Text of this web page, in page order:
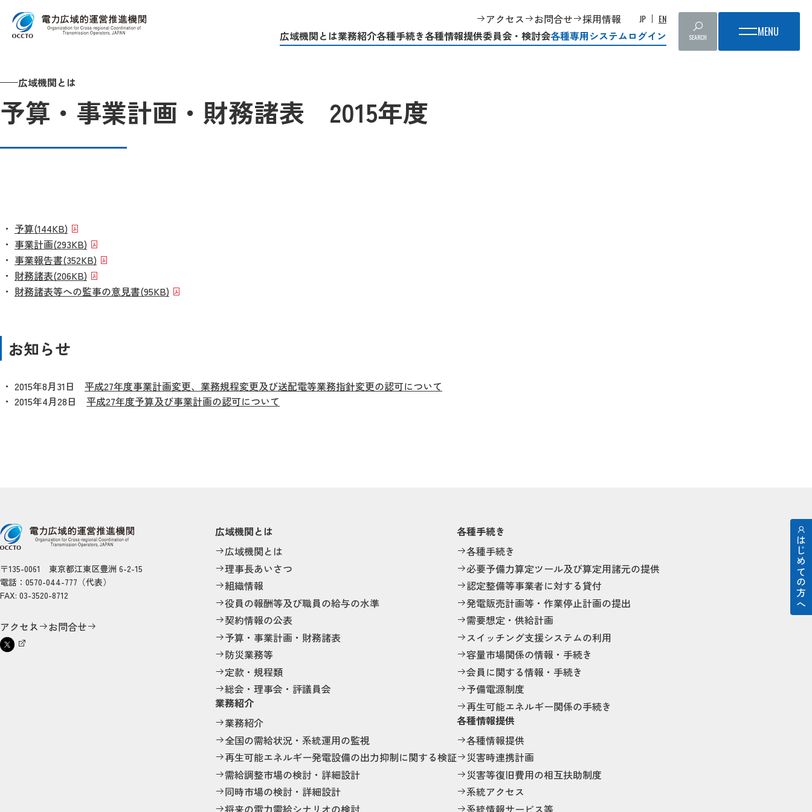
アクセス お問合せ 採用情報 JP EN
広域機関とは業務紹介各種手続き各種情報提供委員会・検討会各種専用システムログイン SEARCH
Top
広域機関とは
予算・事業計画・財務諸表 2015年度
予算(144KB)
事業計画(293KB)
事業報告書(352KB)
財務諸表(206KB)
財務諸表等への監事の意見書(95KB)
お知らせ
2015年8月31日 平成27年度事業計画変更、業務規程変更及び送配電等業務指針変更の認可について
2015年4月28日 平成27年度予算及び事業計画の認可について
はじめての方へ
〒135-0061 東京都江東区豊洲 6-2-15
電話：0570-044-777（代表）
FAX: 03-3520-8712
アクセス お問合せ
広域機関とは
広域機関とは
理事長あいさつ
組織情報
役員の報酬等及び職員の給与の水準
契約情報の公表
予算・事業計画・財務諸表
防災業務等
定款・規程類
総会・理事会・評議員会
業務紹介
業務紹介
全国の需給状況・系統運用の監視
再生可能エネルギー発電設備の出力抑制に関する検証
需給調整市場の検討・詳細設計
同時市場の検討・詳細設計
将来の電力需給シナリオの検討
各種手続き
各種手続き
必要予備力算定ツール及び算定用諸元の提供
認定整備等事業者に対する貸付
発電販売計画等・作業停止計画の提出
需要想定・供給計画
スイッチング支援システムの利用
容量市場関係の情報・手続き
会員に関する情報・手続き
予備電源制度
再生可能エネルギー関係の手続き
各種情報提供
各種情報提供
災害時連携計画
災害等復旧費用の相互扶助制度
系統アクセス
系統情報サービス等